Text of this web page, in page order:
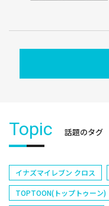
Topic 話題のタグ
イナズマイレブン クロス
TOPTOON(トップトゥーン)